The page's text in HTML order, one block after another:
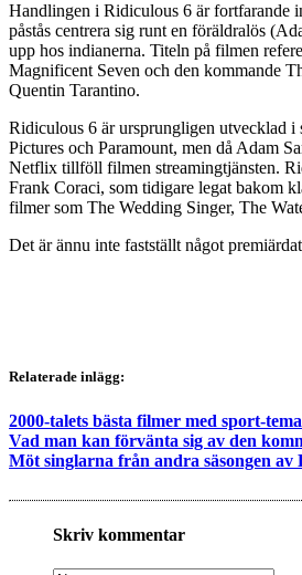
Handlingen i Ridiculous 6 är fortfarande
påstås centrera sig runt en föräldralös
upp hos indianerna. Titeln på filmen
Magnificent Seven och den kommande
Quentin Tarantino.
Ridiculous 6 är ursprungligen utvecklad i
Pictures och Paramount, men då Adam
Netflix tillföll filmen streamingtjänsten.
Frank Coraci, som tidigare legat bakom
filmer som The Wedding Singer, The
Det är ännu inte fastställt något
Relaterade inlägg:
2000-talets bästa filmer med sport-tema
Vad man kan förvänta sig av den
Möt singlarna från andra säsongen
Skriv kommentar